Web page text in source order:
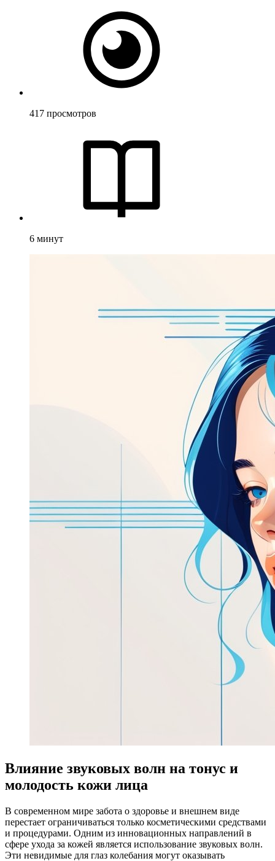
417 просмотров
6 минут
Влияние звуковых волн на тонус и
молодость кожи лица
В современном мире забота о здоровье и внешнем виде
перестает ограничиваться только косметическими средствами
и процедурами. Одним из инновационных направлений в
сфере ухода за кожей является использование звуковых волн.
Эти невидимые для глаз колебания могут оказывать